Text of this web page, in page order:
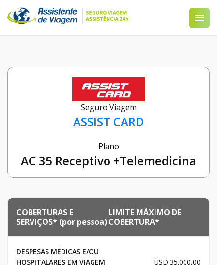
Seguro Viagem
ASSIST CARD
Plano
AC 35 Receptivo +Telemedicina
COBERTURAS E
SERVIÇOS* (por pessoa)
LIMITE MÁXIMO DE
COBERTURA*
DESPESAS MÉDICAS E/OU
HOSPITALARES EM VIAGEM
USD 35.000,00